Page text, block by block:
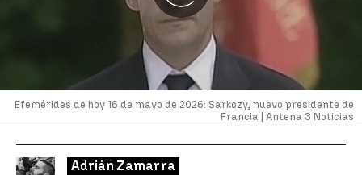
Efemérides de hoy 16 de mayo de 2026: Sarkozy, nuevo presidente de
Francia | Antena 3 Noticias
Adrián Zamarra